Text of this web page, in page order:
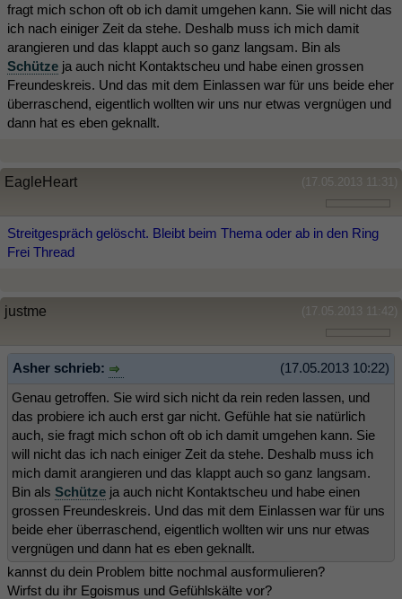
fragt mich schon oft ob ich damit umgehen kann. Sie will nicht das
ich nach einiger Zeit da stehe. Deshalb muss ich mich damit
arangieren und das klappt auch so ganz langsam. Bin als
Schütze ja auch nicht Kontaktscheu und habe einen grossen
Freundeskreis. Und das mit dem Einlassen war für uns beide eher
überraschend, eigentlich wollten wir uns nur etwas vergnügen und
dann hat es eben geknallt.
(17.05.2013 11:31)
EagleHeart
Streitgespräch gelöscht. Bleibt beim Thema oder ab in den Ring
Frei Thread
(17.05.2013 11:42)
justme
(17.05.2013 10:22)
Asher schrieb:
Genau getroffen. Sie wird sich nicht da rein reden lassen, und
das probiere ich auch erst gar nicht. Gefühle hat sie natürlich
auch, sie fragt mich schon oft ob ich damit umgehen kann. Sie
will nicht das ich nach einiger Zeit da stehe. Deshalb muss ich
mich damit arangieren und das klappt auch so ganz langsam.
Bin als Schütze ja auch nicht Kontaktscheu und habe einen
grossen Freundeskreis. Und das mit dem Einlassen war für uns
beide eher überraschend, eigentlich wollten wir uns nur etwas
vergnügen und dann hat es eben geknallt.
kannst du dein Problem bitte nochmal ausformulieren?
Wirfst du ihr Egoismus und Gefühlskälte vor?